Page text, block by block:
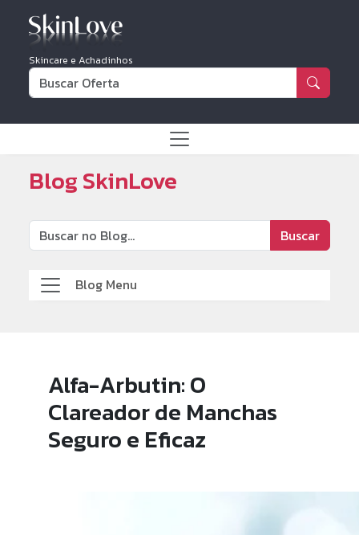
Skincare e Achadinhos
Blog SkinLove
Buscar
Blog Menu
Alfa-Arbutin: O
Clareador de Manchas
Seguro e Eficaz